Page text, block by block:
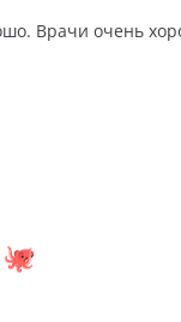
Врачи очень